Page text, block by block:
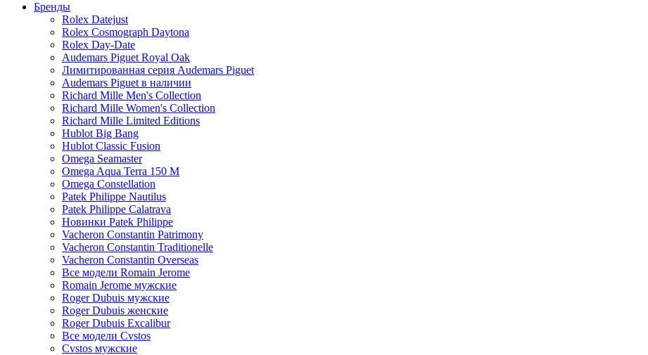
Бренды
Rolex Datejust
Rolex Cosmograph Daytona
Rolex Day-Date
Audemars Piguet Royal Oak
Лимитированная серия Audemars Piguet
Audemars Piguet в наличии
Richard Mille Men's Collection
Richard Mille Women's Collection
Richard Mille Limited Editions
Hublot Big Bang
Hublot Classic Fusion
Omega Seamaster
Omega Aqua Terra 150 M
Omega Constellation
Patek Philippe Nautilus
Patek Philippe Calatrava
Новинки Patek Philippe
Vacheron Constantin Patrimony
Vacheron Constantin Traditionelle
Vacheron Constantin Overseas
Все модели Romain Jerome
Romain Jerome мужские
Roger Dubuis мужские
Roger Dubuis женские
Roger Dubuis Excalibur
Все модели Cvstos
Cvstos мужские